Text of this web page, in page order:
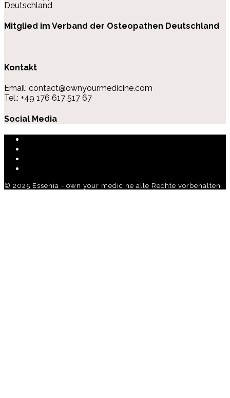
Deutschland
Mitglied im Verband der Osteopathen Deutschland
Kontakt
Email: contact@ownyourmedicine.com
Tel.: +49 176 617 517 67
Social Media
© 2025 Essenia - own your medicine alle Rechte vorbehalten